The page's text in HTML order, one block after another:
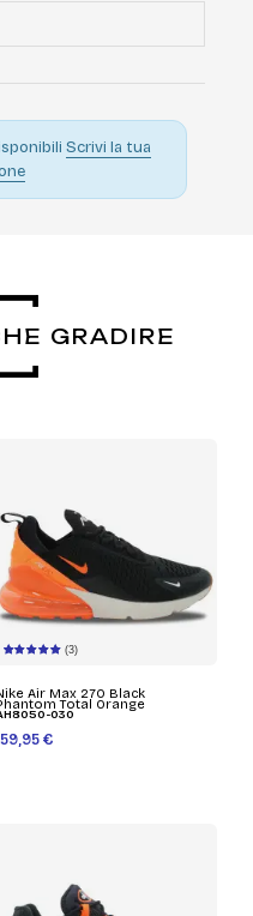
Scrivi la tua
GRADIRE
(3)
Air Max 270 Black
Total Orange
030
€